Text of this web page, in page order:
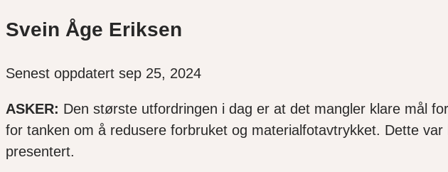
Svein Åge Eriksen
Senest oppdatert sep 25, 2024
ASKER: Den største utfordringen i dag er at det mangler klare mål
for tanken om å redusere forbruket og materialfotavtrykket. Dette
presentert.